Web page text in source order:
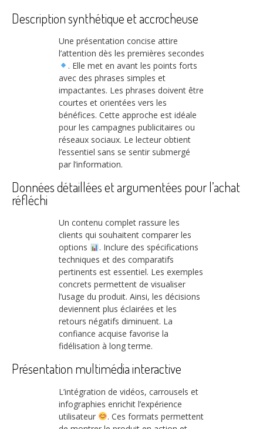
Description synthétique et accrocheuse
Une présentation concise attire
l’attention dès les premières secondes
. Elle met en avant les points forts
avec des phrases simples et
impactantes. Les phrases doivent être
courtes et orientées vers les
bénéfices. Cette approche est idéale
pour les campagnes publicitaires ou
réseaux sociaux. Le lecteur obtient
l’essentiel sans se sentir submergé
par l’information.
Données détaillées et argumentées pour l’achat
réfléchi
Un contenu complet rassure les
clients qui souhaitent comparer les
options
. Inclure des spécifications
techniques et des comparatifs
pertinents est essentiel. Les exemples
concrets permettent de visualiser
l’usage du produit. Ainsi, les décisions
deviennent plus éclairées et les
retours négatifs diminuent. La
confiance acquise favorise la
fidélisation à long terme.
Présentation multimédia interactive
L’intégration de vidéos, carrousels et
infographies enrichit l’expérience
utilisateur
. Ces formats permettent